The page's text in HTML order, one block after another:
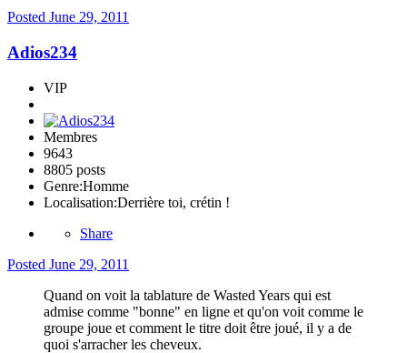
Posted June 29, 2011
Adios234
VIP
Membres
9643
8805 posts
Genre:Homme
Localisation:Derrière toi, crétin !
Share
Posted June 29, 2011
Quand on voit la tablature de Wasted Years qui est
admise comme "bonne" en ligne et qu'on voit comme le
groupe joue et comment le titre doit être joué, il y a de
quoi s'arracher les cheveux.